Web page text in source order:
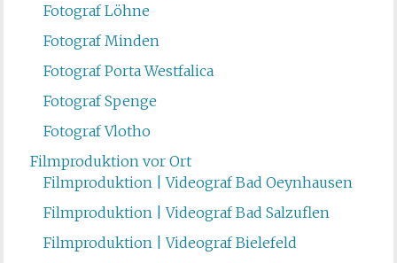
Fotograf Löhne
Fotograf Minden
Fotograf Porta Westfalica
Fotograf Spenge
Fotograf Vlotho
Filmproduktion vor Ort
Filmproduktion | Videograf Bad Oeynhausen
Filmproduktion | Videograf Bad Salzuflen
Filmproduktion | Videograf Bielefeld